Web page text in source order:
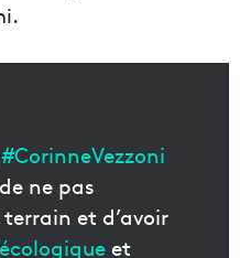
#CorinneVezzoni
ne pas
et d’avoir
et